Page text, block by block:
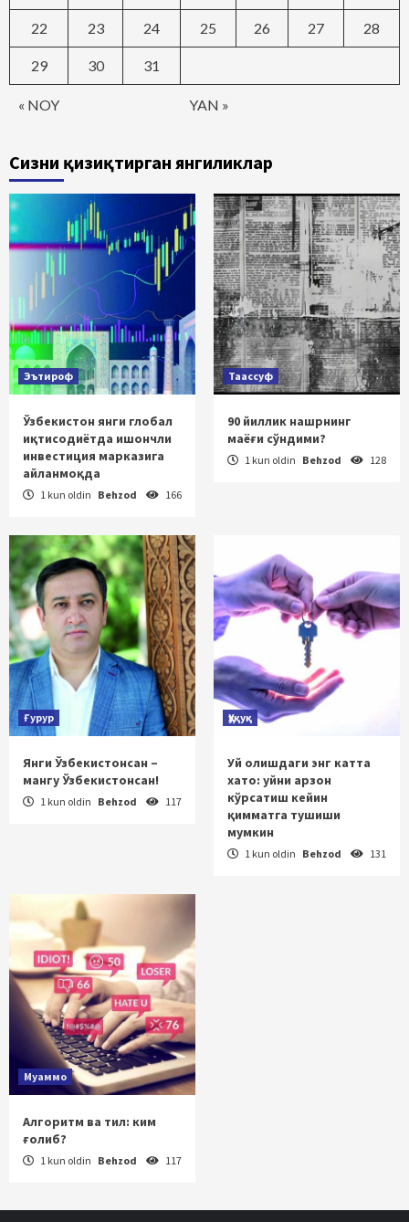
« NOY YAN »
22 23 24 25 26 27 28
29 30 31
Сизни қизиқтирган янгиликлар
Эътироф
Ўзбекистон янги глобал
иқтисодиётда ишончли
инвестиция марказига
айланмоқда
1 kun oldin Behzod 166
Таассуф
90 йиллик нашрнинг
маёғи сўндими?
1 kun oldin Behzod 128
Ғурур
Янги Ўзбекистонсан –
мангу Ўзбекистонсан!
1 kun oldin Behzod 117
Ҳуқуқ
Уй олишдаги энг катта
хато: уйни арзон
кўрсатиш кейин
қимматга тушиши
мумкин
1 kun oldin Behzod 131
Муаммо
Алгоритм ва тил: ким
ғолиб?
1 kun oldin Behzod 117